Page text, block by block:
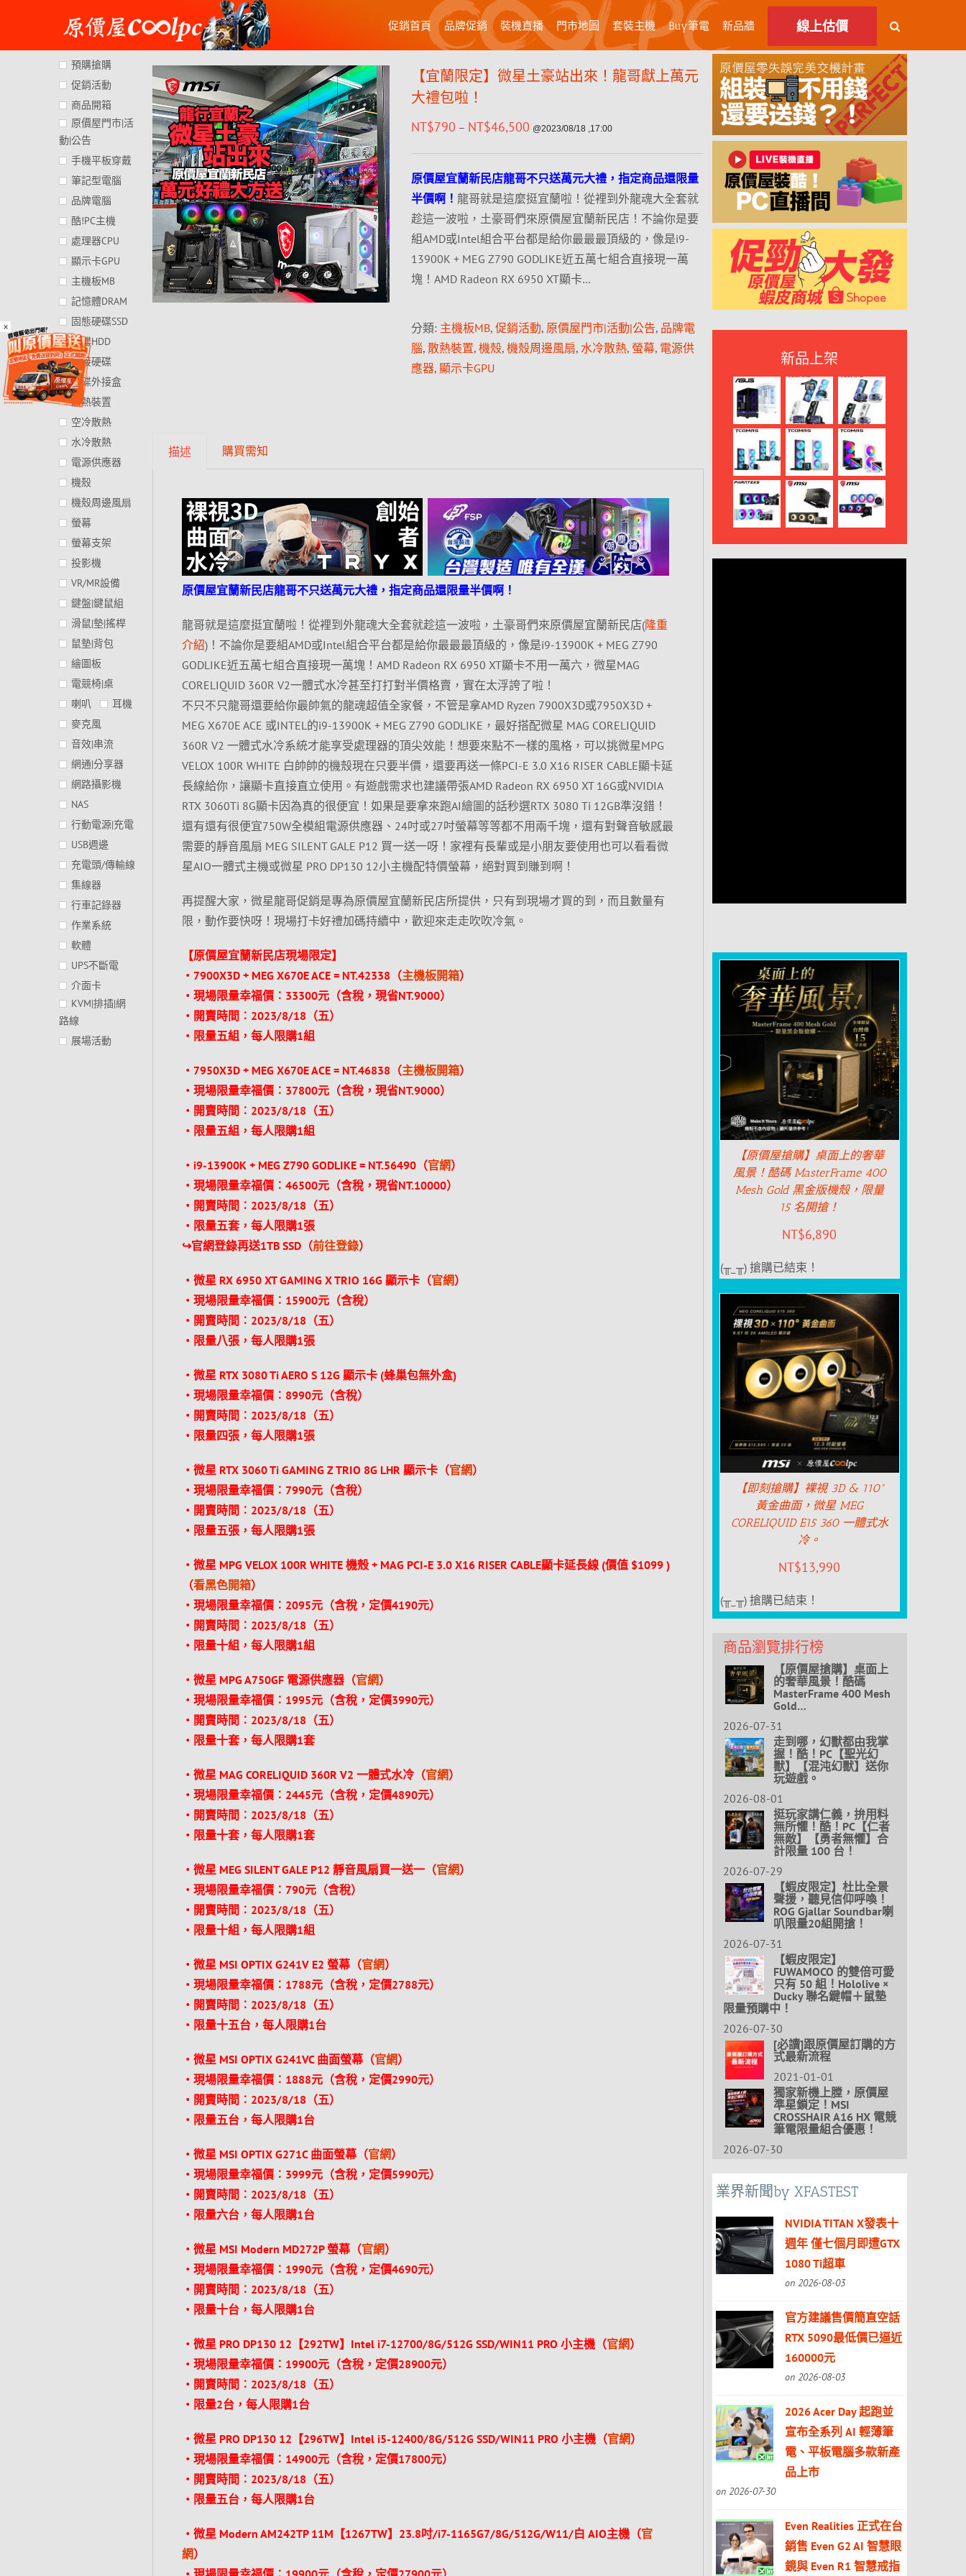
×
content
促銷首頁 品牌促銷 裝機直播 門市地圖 套裝主機 Buy筆電 新品牆 線上估價
【宜蘭限定】微星土豪站出來！龍哥獻上萬元
大禮包啦！
NT$790 – NT$46,500 @2023/08/18 ,17:00
原價屋宜蘭新民店龍哥不只送萬元大禮，指定商品還限量
半價啊！ 龍哥就是這麼挺宜蘭啦！從裡到外龍魂大全套就
趁這一波啦，土豪哥們來原價屋宜蘭新民店！不論你是要
組AMD或Intel組合平台都是給你最最最頂級的，像是i9-
13900K + MEG Z790 GODLIKE近五萬七組合直接現一萬
塊！AMD Radeon RX 6950 XT顯卡…
分類: 主機板MB, 促銷活動, 原價屋門市|活動|公告, 品牌電
腦, 散熱裝置, 機殼, 機殼周邊風扇, 水冷散熱, 螢幕, 電源供
應器, 顯示卡GPU
描述 購買需知
原價屋宜蘭新民店龍哥不只送萬元大禮，指定商品還限量半價啊！
龍哥就是這麼挺宜蘭啦！從裡到外龍魂大全套就趁這一波啦，土豪哥們來原價屋宜蘭新民店(隆重
介紹)！不論你是要組AMD或Intel組合平台都是給你最最最頂級的，像是i9-13900K + MEG Z790
GODLIKE近五萬七組合直接現一萬塊！AMD Radeon RX 6950 XT顯卡不用一萬六，微星MAG
CORELIQUID 360R V2一體式水冷甚至打打對半價格賣，實在太浮誇了啦！
不只不只龍哥還要給你最帥氣的龍魂超值全家餐，不管是拿AMD Ryzen 7900X3D或7950X3D +
MEG X670E ACE 或INTEL的i9-13900K + MEG Z790 GODLIKE，最好搭配微星 MAG CORELIQUID
360R V2 一體式水冷系統才能享受處理器的頂尖效能！想要來點不一樣的風格，可以挑微星MPG
VELOX 100R WHITE 白帥帥的機殼現在只要半價，還要再送一條PCI-E 3.0 X16 RISER CABLE顯卡延
長線給你，讓顯卡直接直立使用。有遊戲需求也建議帶張AMD Radeon RX 6950 XT 16G或NVIDIA
RTX 3060Ti 8G顯卡因為真的很便宜！如果是要拿來跑AI繪圖的話秒選RTX 3080 Ti 12GB準沒錯！
還有還有很便宜750W全模組電源供應器、24吋或27吋螢幕等等都不用兩千塊，還有對聲音敏感最
需要的靜音風扇 MEG SILENT GALE P12 買一送一呀！家裡有長輩或是小朋友要使用也可以看看微
星AIO一體式主機或微星 PRO DP130 12小主機配特價螢幕，絕對買到賺到啊！
再提醒大家，微星龍哥促銷是專為原價屋宜蘭新民店所提供，只有到現場才買的到，而且數量有
限，動作要快呀！現場打卡好禮加碼持續中，歡迎來走走吹吹冷氣。
【原價屋宜蘭新民店現場限定】
‧7900X3D + MEG X670E ACE = NT.42338（主機板開箱）
‧現場限量幸福價︰33300元（含稅，現省NT.9000）
‧開賣時間︰2023/8/18（五）
‧限量五組，每人限購1組
‧7950X3D + MEG X670E ACE = NT.46838（主機板開箱）
‧現場限量幸福價︰37800元（含稅，現省NT.9000）
‧開賣時間︰2023/8/18（五）
‧限量五組，每人限購1組
‧i9-13900K + MEG Z790 GODLIKE = NT.56490（官網）
‧現場限量幸福價︰46500元（含稅，現省NT.10000）
‧開賣時間︰2023/8/18（五）
‧限量五套，每人限購1張
↪官網登錄再送1TB SSD（前往登錄）
‧微星 RX 6950 XT GAMING X TRIO 16G 顯示卡（官網）
‧現場限量幸福價︰15900元（含稅）
‧開賣時間︰2023/8/18（五）
‧限量八張，每人限購1張
‧微星 RTX 3080 Ti AERO S 12G 顯示卡 (蜂巢包無外盒)
‧現場限量幸福價︰8990元（含稅）
‧開賣時間︰2023/8/18（五）
‧限量四張，每人限購1張
‧微星 RTX 3060 Ti GAMING Z TRIO 8G LHR 顯示卡（官網）
‧現場限量幸福價︰7990元（含稅）
‧開賣時間︰2023/8/18（五）
‧限量五張，每人限購1張
‧微星 MPG VELOX 100R WHITE 機殼 + MAG PCI-E 3.0 X16 RISER CABLE顯卡延長線 (價值 $1099 )
（看黑色開箱）
‧現場限量幸福價︰2095元（含稅，定價4190元）
‧開賣時間︰2023/8/18（五）
‧限量十組，每人限購1組
‧微星 MPG A750GF 電源供應器（官網）
‧現場限量幸福價︰1995元（含稅，定價3990元）
‧開賣時間︰2023/8/18（五）
‧限量十套，每人限購1套
‧微星 MAG CORELIQUID 360R V2 一體式水冷（官網）
‧現場限量幸福價︰2445元（含稅，定價4890元）
‧開賣時間︰2023/8/18（五）
‧限量十套，每人限購1套
‧微星 MEG SILENT GALE P12 靜音風扇買一送一（官網）
‧現場限量幸福價︰790元（含稅）
‧開賣時間︰2023/8/18（五）
‧限量十組，每人限購1組
‧微星 MSI OPTIX G241V E2 螢幕（官網）
‧現場限量幸福價︰1788元（含稅，定價2788元）
‧開賣時間︰2023/8/18（五）
‧限量十五台，每人限購1台
‧微星 MSI OPTIX G241VC 曲面螢幕（官網）
‧現場限量幸福價︰1888元（含稅，定價2990元）
‧開賣時間︰2023/8/18（五）
‧限量五台，每人限購1台
‧微星 MSI OPTIX G271C 曲面螢幕（官網）
‧現場限量幸福價︰3999元（含稅，定價5990元）
‧開賣時間︰2023/8/18（五）
‧限量六台，每人限購1台
‧微星 MSI Modern MD272P 螢幕（官網）
‧現場限量幸福價︰1990元（含稅，定價4690元）
‧開賣時間︰2023/8/18（五）
‧限量十台，每人限購1台
‧微星 PRO DP130 12【292TW】Intel i7-12700/8G/512G SSD/WIN11 PRO 小主機（官網）
‧現場限量幸福價︰19900元（含稅，定價28900元）
‧開賣時間︰2023/8/18（五）
‧限量2台，每人限購1台
‧微星 PRO DP130 12【296TW】Intel i5-12400/8G/512G SSD/WIN11 PRO 小主機（官網）
‧現場限量幸福價︰14900元（含稅，定價17800元）
‧開賣時間︰2023/8/18（五）
‧限量五台，每人限購1台
‧微星 Modern AM242TP 11M【1267TW】23.8吋/i7-1165G7/8G/512G/W11/白 AIO主機（官
網）
預購搶購
促銷活動
商品開箱
原價屋門市|活
動|公告
手機平板穿戴
筆記型電腦
品牌電腦
酷!PC主機
處理器CPU
顯示卡GPU
主機板MB
記憶體DRAM
固態硬碟SSD
硬碟HDD
外接硬碟
硬碟外接盒
散熱裝置
空冷散熱
水冷散熱
電源供應器
機殼
機殼周邊風扇
螢幕
螢幕支架
投影機
VR/MR設備
鍵盤|鍵鼠組
滑鼠|墊|搖桿
鼠墊|背包
繪圖板
電競椅|桌
喇叭
耳機
麥克風
音效|串流
網通|分享器
網路攝影機
NAS
行動電源|充電
USB週邊
充電頭/傳輸線
集線器
行車記錄器
作業系統
軟體
UPS不斷電
介面卡
KVM|排插|網
路線
展場活動
新品上架
【原價屋搶購】桌面上的奢華
風景！酷碼 MasterFrame 400
Mesh Gold 黑金版機殼，限量
15 名開搶！
NT$6,890
(╥_╥) 搶購已結束！
【即刻搶購】裸視 3D & 110°
黃金曲面，微星 MEG
CORELIQUID E15 360 一體式水
冷。
NT$13,990
(╥_╥) 搶購已結束！
商品瀏覽排行榜
【原價屋搶購】桌面上
的奢華風景！酷碼
MasterFrame 400 Mesh
Gold…
2026-07-31
走到哪，幻獸都由我掌
握！酷！PC【聖光幻
獸】【混沌幻獸】送你
玩遊戲。
2026-08-01
挺玩家講仁義，拚用料
無所懼！酷！PC【仁者
無敵】【勇者無懼】合
計限量 100 台！
2026-07-29
【蝦皮限定】杜比全景
聲援，聽見信仰呼喚！
ROG Gjallar Soundbar喇
叭限量20組開搶！
2026-07-31
【蝦皮限定】
FUWAMOCO 的雙倍可愛
只有 50 組！Hololive ×
Ducky 聯名鍵帽＋鼠墊
限量預購中！
2026-07-30
[必讀]跟原價屋訂購的方
式最新流程
2021-01-01
獨家新機上膛，原價屋
準星鎖定！MSI
CROSSHAIR A16 HX 電競
筆電限量組合優惠！
2026-07-30
業界新聞by XFASTEST
NVIDIA TITAN X發表十
週年 僅七個月即遭GTX
1080 Ti超車
on 2026-08-03
官方建議售價簡直空話
RTX 5090最低價已逼近
160000元
on 2026-08-03
2026 Acer Day 起跑並
宣布全系列 AI 輕薄筆
電、平板電腦多款新產
品上市
on 2026-07-30
Even Realities 正式在台
銷售 Even G2 AI 智慧眼
鏡與 Even R1 智慧戒指